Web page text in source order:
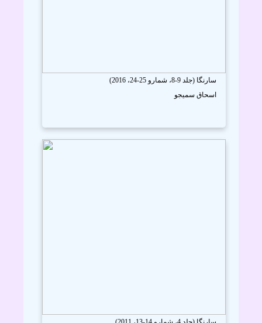
سارنگا (جلد 9-8، شمارو 25-24، 2016)
اسحاق سميجو